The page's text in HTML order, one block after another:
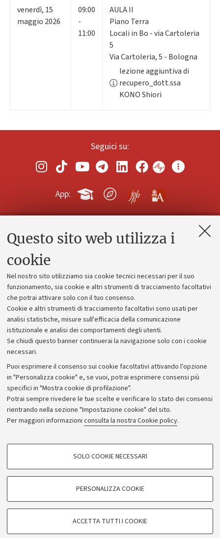
Questo sito web utilizza i
cookie
Nel nostro sito utilizziamo sia cookie tecnici necessari per il suo
funzionamento, sia cookie e altri strumenti di tracciamento facoltativi
che potrai attivare solo con il tuo consenso.
Cookie e altri strumenti di tracciamento facoltativi sono usati per
analisi statistiche, misure sull'efficacia della comunicazione
istituzionale e analisi dei comportamenti degli utenti.
Se chiudi questo banner continuerai la navigazione solo con i cookie
necessari.
Puoi esprimere il consenso sui cookie facoltativi attivando l'opzione
in "Personalizza cookie" e, se vuoi, potrai esprimere consensi più
specifici in "Mostra cookie di profilazione".
Potrai sempre rivedere le tue scelte e verificare lo stato dei consensi
rientrando nella sezione "Impostazione cookie" del sito.
Per maggiori informazioni consulta la nostra Cookie policy.
COOKIE DI PROFILAZIONE - FACOLTATIVI
COOKIE TECNICI - NECESSARI
SOLO COOKIE NECESSARI
PERSONALIZZA COOKIE
ACCETTA TUTTI I COOKIE
venerdì, 15
maggio 2026
09:00
-
11:00
AULA II
Piano Terra
Locali in Bo - via Cartoleria
5
Via Cartoleria, 5 - Bologna
lezione aggiuntiva di
recupero_dott.ssa
KONO Shiori
Seguici su:
App:
Contatti e PEC
Alumni community
Piano strategico
Bilanci
Donazioni e 5x1000
Merchandising - UniboStore
Bandi, gare e concorsi
Albo online
Amministrazione trasparente
Atti di notifica
Informazioni sul sito e accessibilità
Dichiarazione di accessibilità
Privacy e note legali
Impostazioni Cookie
©Copyright 2026 - ALMA MATER STUDIORUM - Università di
Bologna - Via Zamboni,33 - 40126Bologna - PI:
- CF:80007010376